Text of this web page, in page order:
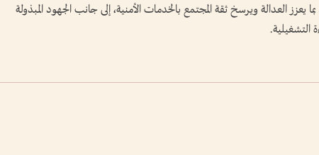
يعزز العدالة ويرسخ ثقة المجتمع بالخدمات الأمنية، إلى جانب الجهود المبذولة
التشغيلية.